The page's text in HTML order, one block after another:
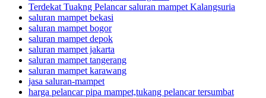
Terdekat Tuakng Pelancar saluran mampet Kalangsuria
saluran mampet bekasi
saluran mampet bogor
saluran mampet depok
saluran mampet jakarta
saluran mampet tangerang
saluran mampet karawang
jasa saluran-mampet
harga pelancar pipa mampet,tukang pelancar tersumbat